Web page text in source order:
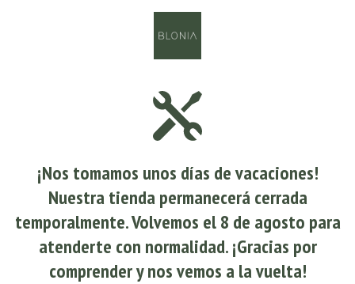
¡Nos tomamos unos días de vacaciones!
Nuestra tienda permanecerá cerrada
temporalmente. Volvemos el 8 de agosto para
atenderte con normalidad. ¡Gracias por
comprender y nos vemos a la vuelta!